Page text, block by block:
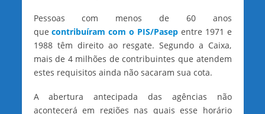
Pessoas com menos de 60 anos
quecontribuíram com o PIS/Pasepentre 1971 e
1988 têm direito ao resgate. Segundo a Caixa,
mais de 4 milhões de contribuintes que atendem
estes requisitos ainda não sacaram sua cota.
A abertura antecipada das agências não
acontecerá em regiões nas quais esse horário